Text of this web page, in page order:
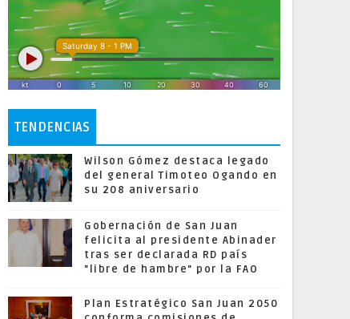
TENDENCIAS
Wilson Gómez destaca legado
del general Timoteo Ogando en
su 208 aniversario
Gobernación de San Juan
felicita al presidente Abinader
tras ser declarada RD país
"libre de hambre" por la FAO
Plan Estratégico San Juan 2050